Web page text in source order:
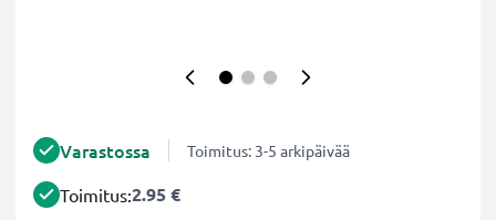
Varastossa Toimitus: 3-5 arkipäivää
Toimitus:2.95 €